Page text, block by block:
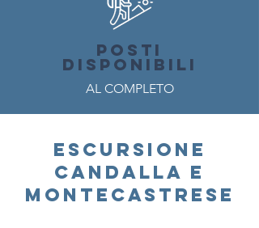
POSTI
DISPONIBILI
AL COMPLETO
ESCURSIONE
CANDALLA E
MONTECASTRESE